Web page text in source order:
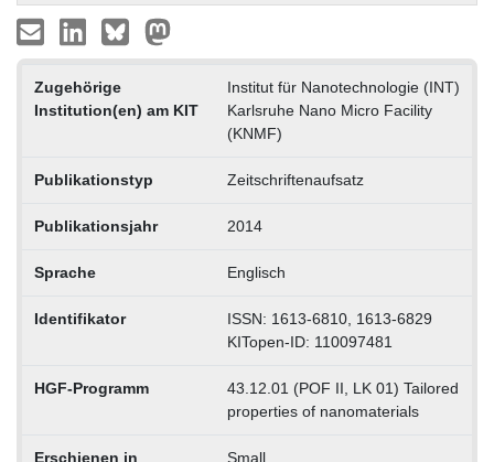
Zugehörige
Institution(en) am KIT
Institut für Nanotechnologie (INT)
Karlsruhe Nano Micro Facility
(KNMF)
Publikationstyp Zeitschriftenaufsatz
Publikationsjahr 2014
Sprache Englisch
Identifikator
ISSN: 1613-6810, 1613-6829
KITopen-ID: 110097481
HGF-Programm
43.12.01 (POF II, LK 01) Tailored
properties of nanomaterials
Erschienen in Small